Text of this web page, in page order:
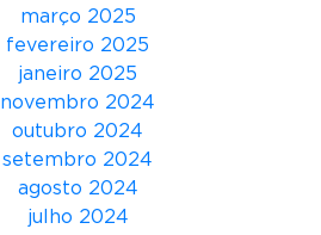
março 2025
fevereiro 2025
janeiro 2025
novembro 2024
outubro 2024
setembro 2024
agosto 2024
julho 2024